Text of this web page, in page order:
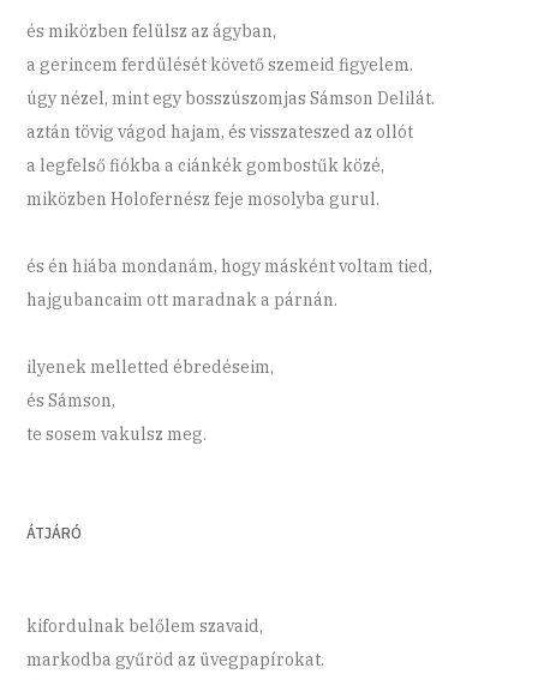
és miközben felülsz az ágyban,
a gerincem ferdülését követő szemeid figyelem.
úgy nézel, mint egy bosszúszomjas Sámson Delilát.
aztán tövig vágod hajam, és visszateszed az ollót
a legfelső fiókba a ciánkék gombostűk közé,
miközben Holofernész feje mosolyba gurul.
és én hiába mondanám, hogy másként voltam tied,
hajgubancaim ott maradnak a párnán.
ilyenek melletted ébredéseim,
és Sámson,
te sosem vakulsz meg.
ÁTJÁRÓ
kifordulnak belőlem szavaid,
markodba gyűröd az üvegpapírokat.